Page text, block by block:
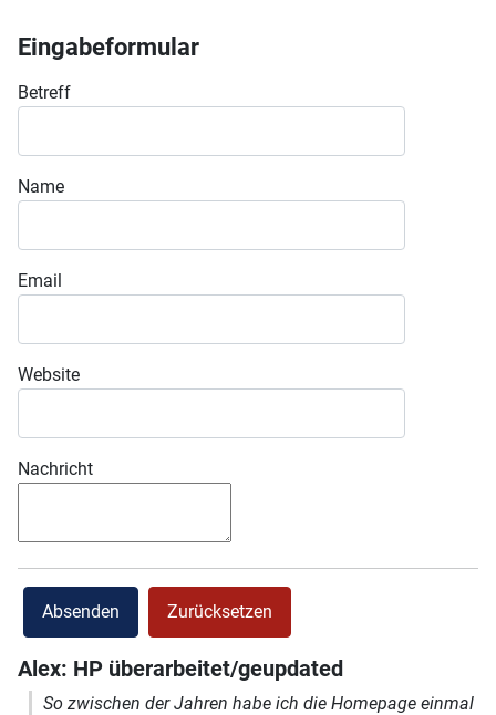
Eingabeformular
Betreff
Name
Email
Website
Nachricht
Absenden Zurücksetzen
Alex: HP überarbeitet/geupdated
So zwischen der Jahren habe ich die Homepage einmal